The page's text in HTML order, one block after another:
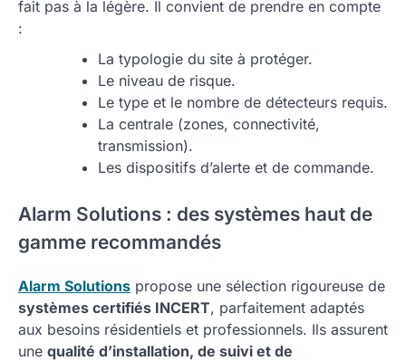
fait pas à la légère. Il convient de prendre en compte
:
La typologie du site à protéger.
Le niveau de risque.
Le type et le nombre de détecteurs requis.
La centrale (zones, connectivité,
transmission).
Les dispositifs d’alerte et de commande.
Alarm Solutions : des systèmes haut de
gamme recommandés
Alarm Solutions propose une sélection rigoureuse de
systèmes certifiés INCERT, parfaitement adaptés
aux besoins résidentiels et professionnels. Ils assurent
une qualité d’installation, de suivi et de